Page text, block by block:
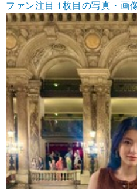
ファン注目 1枚目の写真・画